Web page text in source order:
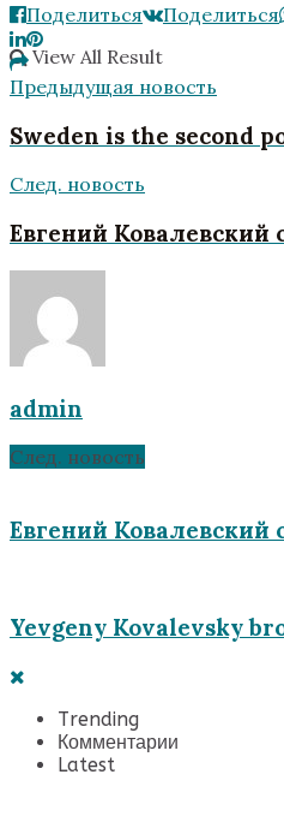
View All Result
Поделиться
Поделиться
Предыдущая новость
Sweden is the second
След. новость
Евгений Ковалевский
admin
След. новость
Евгений Ковалевский
Yevgeny Kovalevsky
Trending
Комментарии
Latest